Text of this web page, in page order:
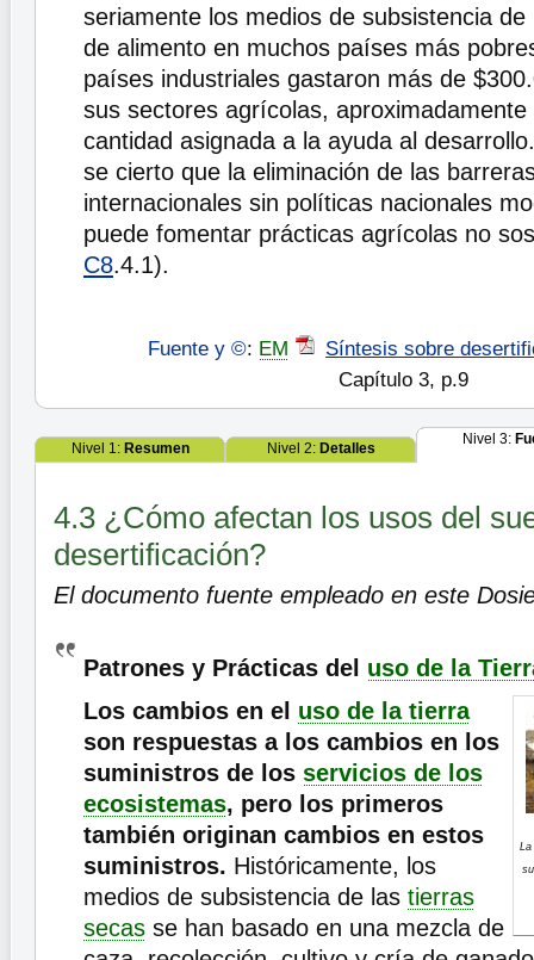
seriamente los medios de subsistencia
de alimento en muchos países más
países industriales gastaron más de
sus sectores agrícolas, aproximadamente
cantidad asignada a la ayuda al
se cierto que la eliminación de las
internacionales sin políticas nacionales
puede fomentar prácticas agrícolas no
C8.4.1).
Fuente y ©: EM
Síntesis sobre
Capítulo 3, p.9
Nivel 1: Resumen Nivel 2: Detalles
Nivel 3:
4.3 ¿Cómo afectan los usos del
desertificación?
El documento fuente empleado en este
Patrones y Prácticas del uso de la
La
Los cambios en el uso de la tierra
son respuestas a los cambios en los
suministros de los servicios de los
ecosistemas, pero los primeros
también originan cambios en estos
suministros. Históricamente, los
medios de subsistencia de las tierras
secas se han basado en una mezcla de